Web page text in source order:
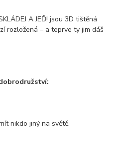
A JEĎ! jsou 3D tištěná
rozložená – a teprve ty jim dáš
nikdo jiný na světě.